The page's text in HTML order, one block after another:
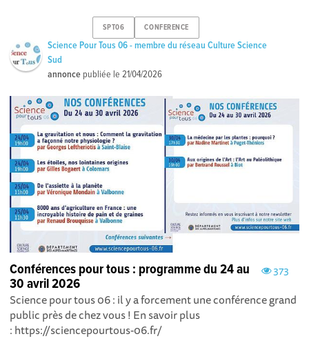
SPT06 CONFERENCE
Science Pour Tous 06 - membre du réseau Culture Science
Sud
annonce publiée le21/04/2026
373
Conférences pour tous : programme du 24 au
30 avril 2026
Science pour tous 06 : il y a forcement une conférence grand
public près de chez vous ! En savoir plus
: https://sciencepourtous-06.fr/